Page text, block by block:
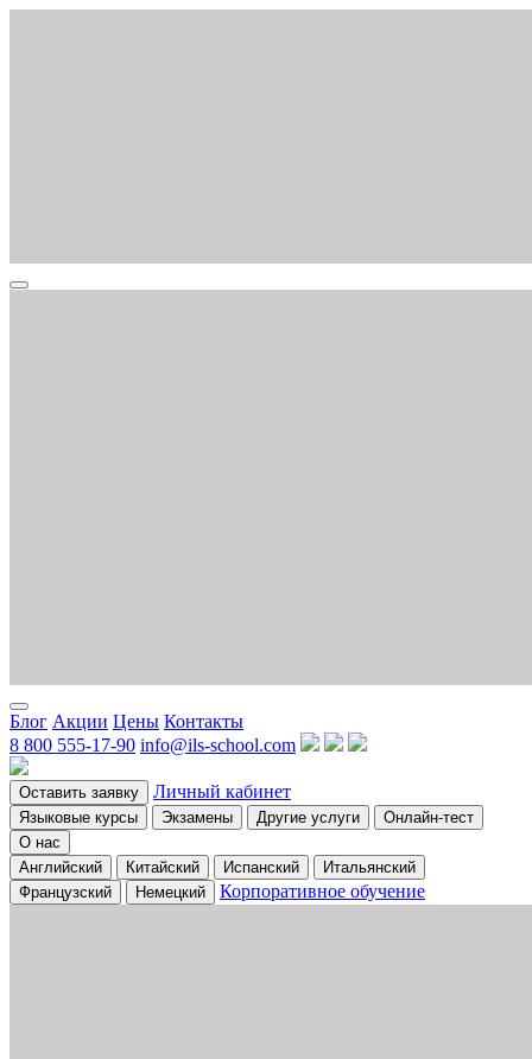
Блог Акции Цены Контакты
8 800 555-17-90 info@ils-school.com
Оставить заявку Личный кабинет
Языковые курсы Экзамены Другие услуги
Онлайн-тест
О нас
Английский
Китайский Испанский
Итальянский
Французский
Немецкий Корпоративное обучение